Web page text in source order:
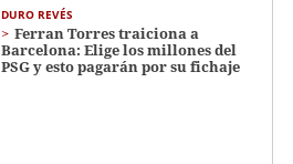
DURO REVÉS
Ferran Torres traiciona a
Barcelona: Elige los millones del
PSG y esto pagarán por su fichaje